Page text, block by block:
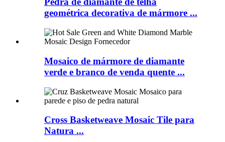
geométrica decorativa de mármore ...
Mosaico de mármore de diamante
verde e branco de venda quente ...
Cross Basketweave Mosaic Tile para
Natura ...